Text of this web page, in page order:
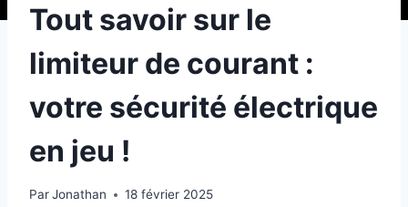
Tout savoir sur le
limiteur de courant :
votre sécurité électrique
en jeu !
ParJonathan 18 février 2025